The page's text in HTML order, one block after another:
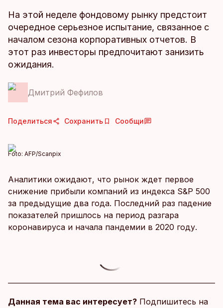
На этой неделе фондовому рынку предстоит
очередное серьезное испытание, связанное с
началом сезона корпоративных отчетов. В
этот раз инвесторы предпочитают занизить
ожидания.
Дмитрий Фефилов
Поделиться Сохранить Сообщи
Foto: AFP/Scanpix
Аналитики ожидают, что рынок ждет первое
снижение прибыли компаний из индекса S&P 500
за предыдущие два года. Последний раз падение
показателей пришлось на период разгара
коронавируса и начала пандемии в 2020 году.
Данная тема вас интересует? Подпишитесь на